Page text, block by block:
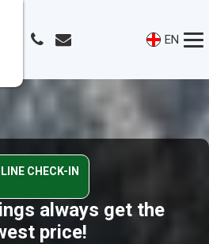
EN
always get the
price!